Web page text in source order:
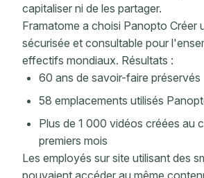
capitaliser ni de les partager.
Framatome a choisi Panopto Créer
sécurisée et consultable pour
effectifs mondiaux. Résultats :
60 ans de savoir-faire préservés
58 emplacements utilisés
Plus de 1 000 vidéos créées au
premiers mois
Les employés sur site utilisant des
pouvaient accéder au même